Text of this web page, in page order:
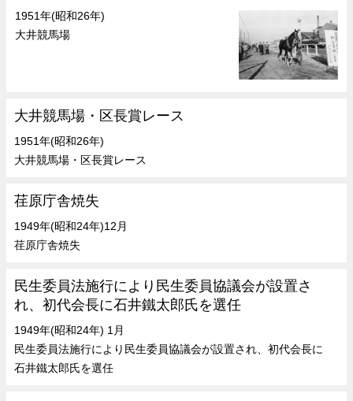
1951年(昭和26年)
大井競馬場
大井競馬場・区長賞レース
1951年(昭和26年)
大井競馬場・区長賞レース
荏原庁舎焼失
1949年(昭和24年)12月
荏原庁舎焼失
民生委員法施行により民生委員協議会が設置さ
れ、初代会長に石井鐵太郎氏を選任
1949年(昭和24年) 1月
民生委員法施行により民生委員協議会が設置され、初代会長に
石井鐵太郎氏を選任